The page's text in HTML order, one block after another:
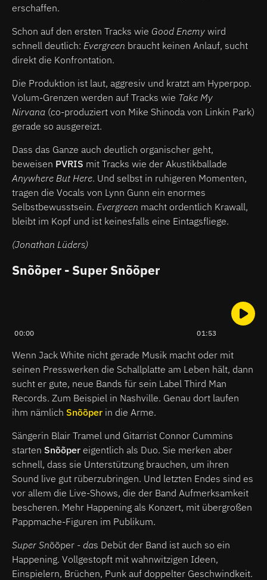
erschaffen.
Schon auf den ersten Tracks wie Good Enemy wird
schnell deutlich: Evergreen braucht keinen Anlauf, sucht
direkt die Konfrontation.
Die Produktion ist laut, aggresiv und kratzt am Hyperpop.
Volum-Grenzen werden auf Tracks wie Take My
Nirvana (co-produziert von Mike Shinoda von Linkin Park)
gerade so ausgereizt.
Dass das Ganze auch deutlich organischer geht,
beweisen PVRIS mit Tracks wie der Akustikballade
Anywhere But Here. Und selbst in ruhigeren Momenten,
tragen die Vocals von Lynn Gunn ein enormes
Selbstbewusstsein. Evergreen macht ordentlich Krawall,
bleibt im Kopf und ist keinesfalls eine Eintagsfliege.
(Jonathan Lüders)
Snõõper - Super Snõõper
00:00 01:53
Wenn Jack White nicht gerade Musik macht oder mit
seinen Presswerken die Schallplatte am Leben hält, dann
sucht er gute, neue Bands für sein Label Third Man
Records. Zum Beispiel in Nashville. Genau dort laufen
ihm nämlich Snõõper in die Arme.
Sängerin Blair Tramel und Gitarrist Connor Cummins
starten Snõõper eigentlich als Duo. Sie merken aber
schnell, dass sie Unterstützung brauchen, um ihren
Sound live gut rüberzubringen. Und letzten Endes sind es
vor allem die Live-Shows, die der Band Aufmerksamkeit
bescheren. Mehr Happening als Konzert, mit übergroßen
Pappmache-Figuren im Publikum.
Super Snõõper - das Debüt der Band ist auch so ein
Happening. Vollgestopft mit wahnwitzigen Ideen,
Einspielern, Brüchen, Punk auf doppelter Geschwindkeit.